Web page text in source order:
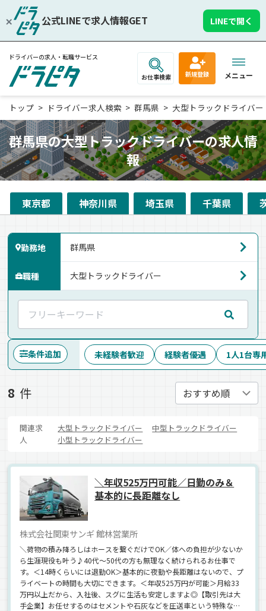
公式LINEで求人情報GET LINEで開く
ドライバーの求人・転職サービス
お仕事検索 新規登録 メニュー
トップ ドライバー求人検索 群馬県 大型トラックドライバー
群馬県の大型トラックドライバーの求人情
報
東京都 神奈川県 埼玉県 千葉県
勤務地
職種
条件追加 未経験者歓迎 経験者優遇 1人1台専
8 件
関連求
人
大型トラックドライバー
中型トラックドライバー
小型トラックドライバー
＼年収525万円可能／日勤のみ＆
基本的に長距離なし
株式会社関東サンギ 館林営業所
＼荷物の積み降ろしはホースを繋ぐだけでOK／体への負担が少ないか
ら生涯現役も叶う♪40代～50代の方も無理なく続けられるお仕事で
す。＜14時くらいには退勤OK＞基本的に夜勤や長距離はないので、プ
ライベートの時間も大切にできます。＜年収525万円が可能＞月給33
万円以上だから、入社後、スグに生活も安定しますよ◎【取引先は大
手企業】お任せするのはセメントや石灰などを圧送車という特殊なト